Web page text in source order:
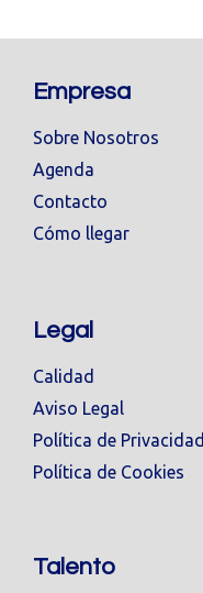
Empresa
Sobre Nosotros
Agenda
Contacto
Cómo llegar
Legal
Calidad
Aviso Legal
Política de Privacidad
Política de Cookies
Talento